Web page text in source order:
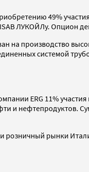
49%
ЛУКОЙЛу. Опцион
на производство
системой
ERG 11%
и
рынки